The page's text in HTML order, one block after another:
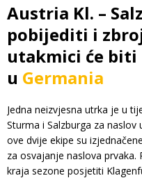
Austria Kl. –
pobijediti i
utakmici će biti
u Germania
Jedna neizvjesna utrka je u
Sturma i Salzburga za
ove dvije ekipe su
za osvajanje naslova prvaka.
kraja sezone posjetiti